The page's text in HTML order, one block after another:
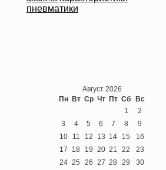
пневматики
Август 2026
Пн Вт Ср Чт Пт Сб Вс
1
2
3
4 5 6 7 8
9
10
11 12 13 14 15
16
17
18 19 20 21 22
23
24 25 26 27 28 29
30